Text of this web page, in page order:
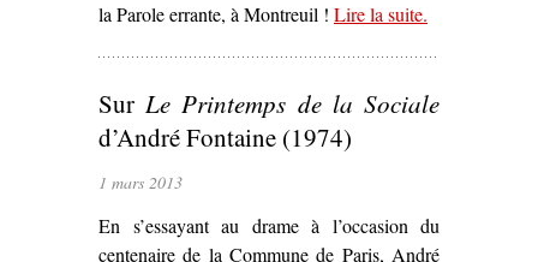
la Parole errante, à Montreuil ! Lire la suite– ‘Rencontre
de la
.
SurLe Printemps de la Sociale
d’André Fontaine (1974)
1 mars 2013
En s’essayant au drame à l’occasion du
centenaire de la Commune de Paris, André